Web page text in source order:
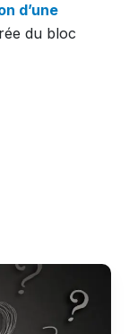
d’une
du bloc